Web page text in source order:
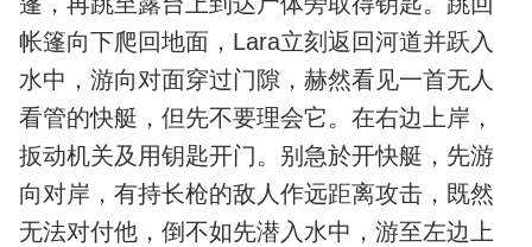
帐篷向下爬回地面，Lara立刻返回河道并跃入
水中，游向对面穿过门隙，赫然看见一首无人
看管的快艇，但先不要理会它。在右边上岸，
扳动机关及用钥匙开门。别急於开快艇，先游
向对岸，有持长枪的敌人作远距离攻击，既然
无法对付他，倒不如先潜入水中，游至左边上